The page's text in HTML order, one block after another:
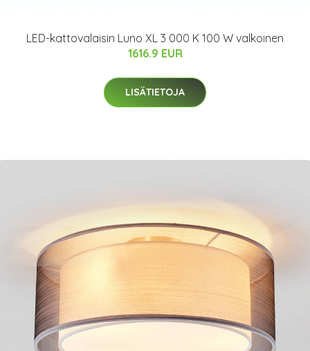
LED-kattovalaisin Luno XL 3 000 K 100 W valkoinen
1616.9 EUR
LISÄTIETOJA